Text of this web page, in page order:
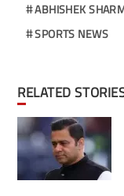
ABHISHEK
SPORTS NEWS
RELATED